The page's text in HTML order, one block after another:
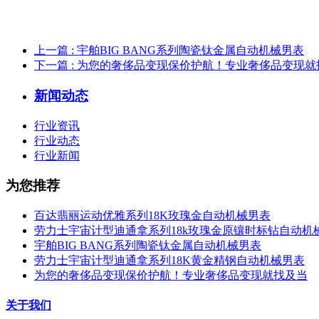
上一篇 : 宇舶BIG BANG系列陶瓷钛金属自动机械男表
下一篇 : 为您的奢侈品变现保价护航！专业奢侈品变现就
新闻动态
行业资讯
行业动态
行业新闻
为您推荐
百达翡丽运动优雅系列18K玫瑰金自动机械男表
劳力士宇宙计型迪通拿系列18k玫瑰金原镶时标钻自动机
宇舶BIG BANG系列陶瓷钛金属自动机械男表
劳力士宇宙计型迪通拿系列18K黄金精钢自动机械男表
为您的奢侈品变现保价护航！专业奢侈品变现就找及当
关于我们